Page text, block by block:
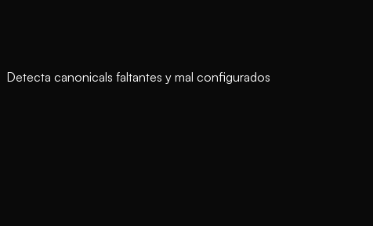
Detecta canonicals faltantes y mal configurados